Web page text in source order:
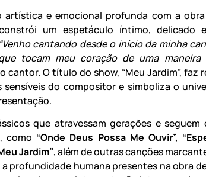
artística e emocional profunda com a obra
um espetáculo íntimo, delicado
“Venho cantando desde o início da minha
tocam meu coração de uma maneira
cantor. O título do show, “Meu Jardim”, faz
sensíveis do compositor e simboliza o
que atravessam gerações e seguem
como “Onde Deus Possa Me Ouvir”,
Jardim”, além de outras canções
profundidade humana presentes na obra de